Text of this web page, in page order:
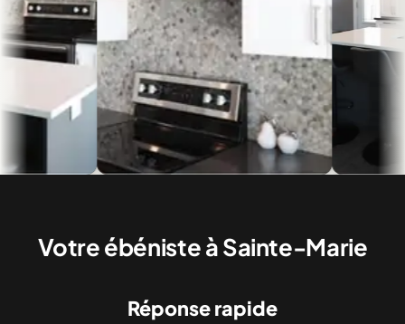
Votre ébéniste à Sainte-Marie
Réponse rapide